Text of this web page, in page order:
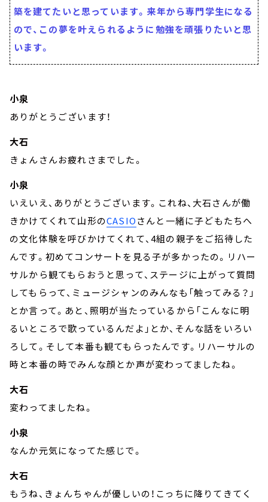
築を建てたいと思っています。来年から専門学生になる
ので、この夢を叶えられるように勉強を頑張りたいと思
います。
小泉
ありがとうございます！
大石
きょんさんお疲れさまでした。
小泉
いえいえ、ありがとうございます。これね、大石さんが働
きかけてくれて山形のCASIOさんと一緒に子どもたちへ
の文化体験を呼びかけてくれて、4組の親子をご招待した
んです。初めてコンサートを見る子が多かったの。リハー
サルから観てもらおうと思って、ステージに上がって質問
してもらって、ミュージシャンのみんなも「触ってみる？」
とか言って。あと、照明が当たっているから「こんなに明
るいところで歌っているんだよ」とか、そんな話をいろい
ろして。そして本番も観てもらったんです。リハーサルの
時と本番の時でみんな顔とか声が変わってましたね。
大石
変わってましたね。
小泉
なんか元気になってた感じで。
大石
もうね、きょんちゃんが優しいの！こっちに降りてきてく